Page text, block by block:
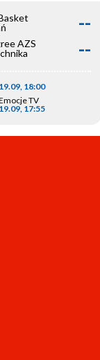
--
AZS
--
19.09, 18:00
TV
19.09, 17:55